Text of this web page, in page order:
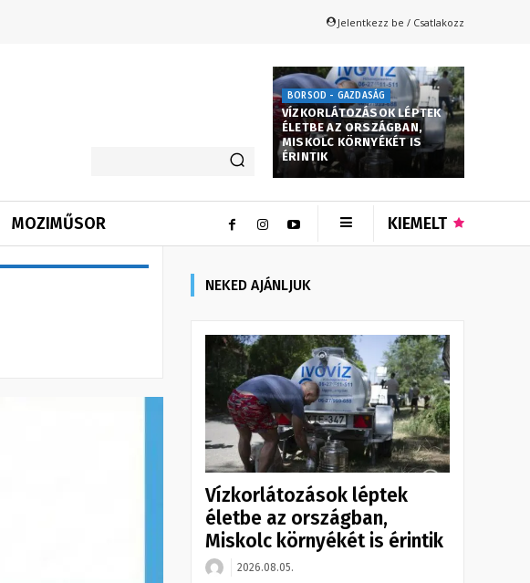
Jelentkezz be / Csatlakozz
BORSOD - GAZDASÁG
VÍZKORLÁTOZÁSOK LÉPTEK
ÉLETBE AZ ORSZÁGBAN,
MISKOLC KÖRNYÉKÉT IS
ÉRINTIK
MOZIMŰSOR KIEMELT
NEKED AJÁNLJUK
Vízkorlátozások léptek
életbe az országban,
Miskolc környékét is érintik
2026.08.05.